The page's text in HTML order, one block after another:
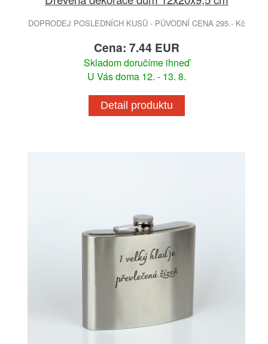
DOPRODEJ POSLEDNÍCH KUSŮ - PŮVODNÍ CENA 295.- Kč
Cena: 7.44 EUR
Skladom doručíme ihneď
U Vás doma 12. - 13. 8.
Detail produktu